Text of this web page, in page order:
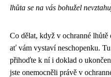
lhůta se na vás bohužel
Co dělat, když v ochranné lhůtě
ať vám vystaví neschopenku.
přihoďte k ní i doklad o
jste onemocněli právě v